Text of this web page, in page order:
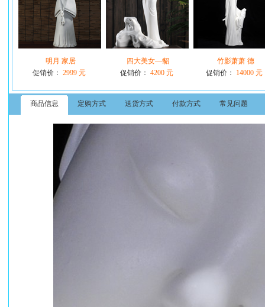
明月 家居
促销价： 2999 元
四大美女—貂
促销价： 4200 元
竹影萧萧 德
促销价：
14000 元
商品信息 定购方式 送货方式 付款方式 常见问题